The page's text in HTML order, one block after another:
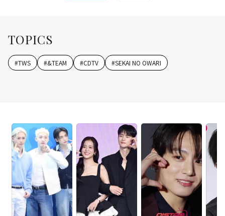
TOPICS
#TWS #&TEAM #CDTV #SEKAI NO OWARI